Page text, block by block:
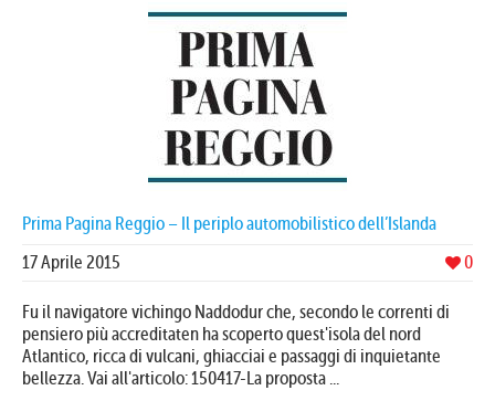
Prima Pagina Reggio – Il periplo automobilistico dell’Islanda
0
17 Aprile 2015
Fu il navigatore vichingo Naddodur che, secondo le correnti di
pensiero più accreditaten ha scoperto quest'isola del nord
Atlantico, ricca di vulcani, ghiacciai e passaggi di inquietante
bellezza. Vai all'articolo: 150417-La proposta ...